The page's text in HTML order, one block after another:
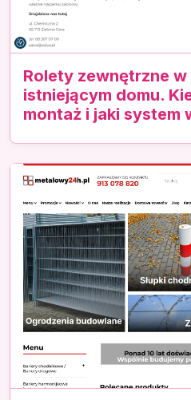
Rolety zewnętrzne w
istniejącym domu.
montaż i jaki system